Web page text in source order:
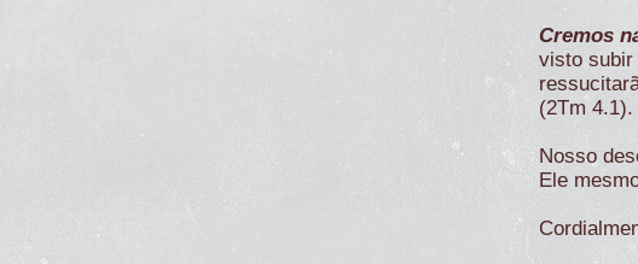
Cremos
visto subir
(2Tm 4.1).
Nosso
Ele